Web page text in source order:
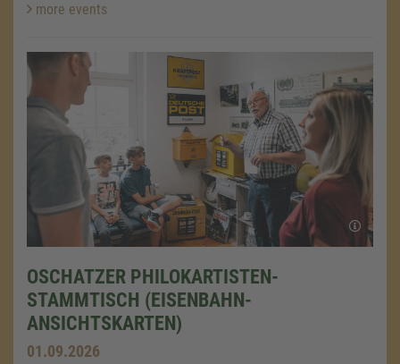
more events
OSCHATZER PHILOKARTISTEN-
STAMMTISCH (EISENBAHN-
ANSICHTSKARTEN)
01.09.2026